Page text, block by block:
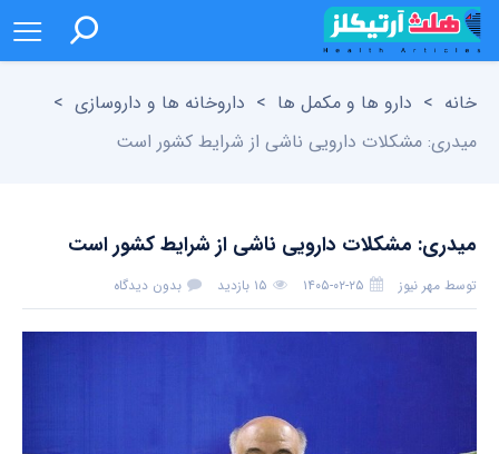
خانه > دارو ها و مکمل ها > داروخانه ها و داروسازی >
میدری: مشکلات دارویی ناشی از شرایط کشور است
میدری: مشکلات دارویی ناشی از شرایط کشور است
توسط مهر نیوز ۱۴۰۵-۰۲-۲۵ ۱۵ بازدید بدون دیدگاه